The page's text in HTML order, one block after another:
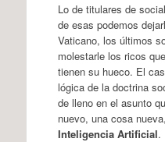
Lo de titulares de
de esas podemos
Vaticano, los últimos
molestarle los ricos
tienen su hueco. El
lógica de la doctrina
de lleno en el asunto
nuevo, una cosa
Inteligencia Artificial.